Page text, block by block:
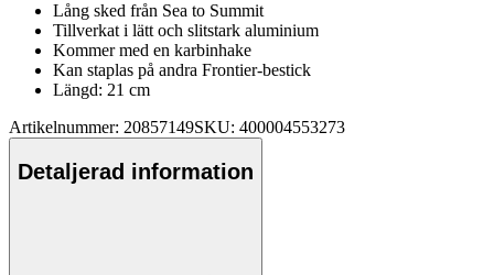
Lång sked från Sea to Summit
Tillverkat i lätt och slitstark aluminium
Kommer med en karbinhake
Kan staplas på andra Frontier-bestick
Längd: 21 cm
Artikelnummer: 20857149SKU: 400004553273
Detaljerad information